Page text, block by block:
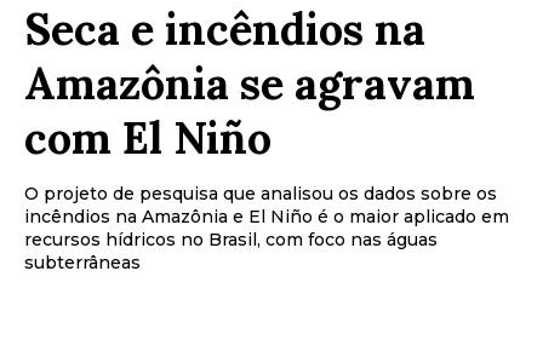
Seca e incêndios na
Amazônia se agravam
com El Niño
O projeto de pesquisa que analisou os dados sobre os
incêndios na Amazônia e El Niño é o maior aplicado em
recursos hídricos no Brasil, com foco nas águas
subterrâneas